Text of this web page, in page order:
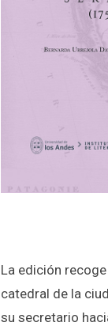
La edición
catedral de la
su secretario